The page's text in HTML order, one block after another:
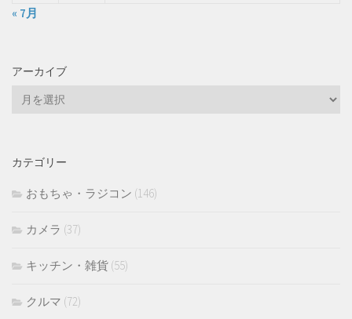
« 7月
アーカイブ
ブ
カテゴリー
おもちゃ・ラジコン (146)
カメラ (37)
キッチン・雑貨 (55)
クルマ (72)